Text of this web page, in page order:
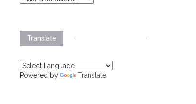
Translate
Powered by Translate